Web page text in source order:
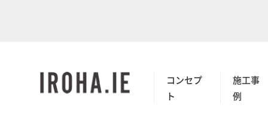
コンセプ
ト
施工事
例